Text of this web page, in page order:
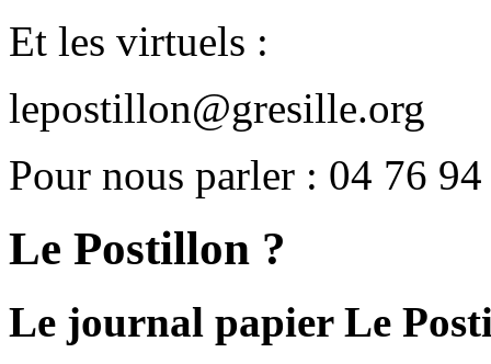
Et les virtuels :
lepostillon@gresille.org
Pour nous parler : 04 76
Le Postillon ?
Le journal papier Le